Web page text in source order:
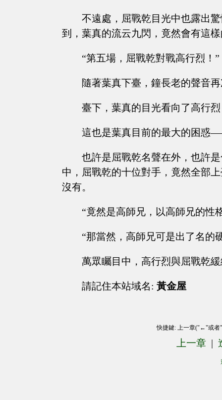
不遠處，屈戰乾目光中也露出
到，葉真的流云九閃，竟然會有這
“第五場，屈戰乾對戰高行烈！”
隨著葉真下臺，鐘長老的聲音
臺下，葉真的目光看向了高行
這也是葉真目前的最大的困惑
也許是屈戰乾名聲在外，也許
中，屈戰乾的十位對手，竟然全部
沒有。
“竟然是高師兄，以高師兄的性
“那當然，高師兄可是出了名的
萬眾矚目中，高行烈與屈戰乾
請記住本站域名: 黃金屋
快捷鍵: 上一章("←"或
上一章 |